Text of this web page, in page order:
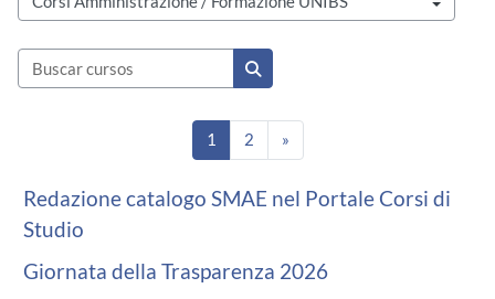
Categorías
Buscar cursos
Buscar cursos
1 Página 1
2Página 2
»Siguiente página
Redazione catalogo SMAE nel Portale Corsi di
Studio
Giornata della Trasparenza 2026